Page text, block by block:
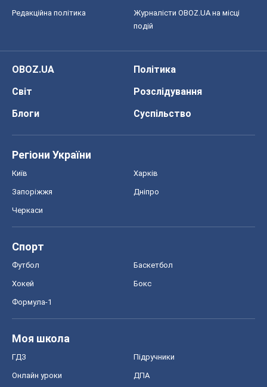
Редакційна політика
Журналісти OBOZ.UA на місці
подій
OBOZ.UA
Політика
Світ
Розслідування
Блоги
Суспільство
Регіони України
Київ Харків
Запоріжжя Дніпро
Черкаси
Спорт
Футбол Баскетбол
Хокей Бокс
Формула-1
Моя школа
ГДЗ Підручники
Онлайн уроки ДПА